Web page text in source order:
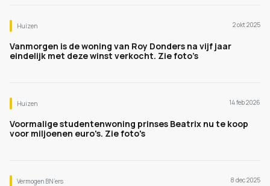
Huizen 2 okt 2025
Vanmorgen is de woning van Roy Donders na vijf jaar
eindelijk met deze winst verkocht. Zie foto’s
Huizen 14 feb 2026
Voormalige studentenwoning prinses Beatrix nu te koop
voor miljoenen euro's. Zie foto's
Vermogen BN’ers 8 dec 2025